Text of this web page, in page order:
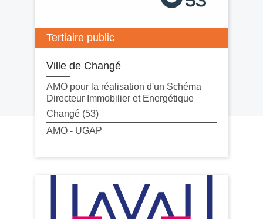
Tertiaire public
Ville de Changé
AMO pour la réalisation d'un Schéma
Directeur Immobilier et Energétique
Changé (53)
AMO - UGAP